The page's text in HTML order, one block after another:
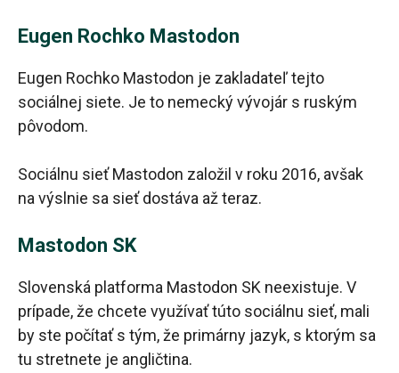
Eugen Rochko Mastodon
Eugen Rochko Mastodon je zakladateľ tejto
sociálnej siete. Je to nemecký vývojár s ruským
pôvodom.
Sociálnu sieť Mastodon založil v roku 2016, avšak
na výslnie sa sieť dostáva až teraz.
Mastodon SK
Slovenská platforma Mastodon SK neexistuje. V
prípade, že chcete využívať túto sociálnu sieť, mali
by ste počítať s tým, že primárny jazyk, s ktorým sa
tu stretnete je angličtina.